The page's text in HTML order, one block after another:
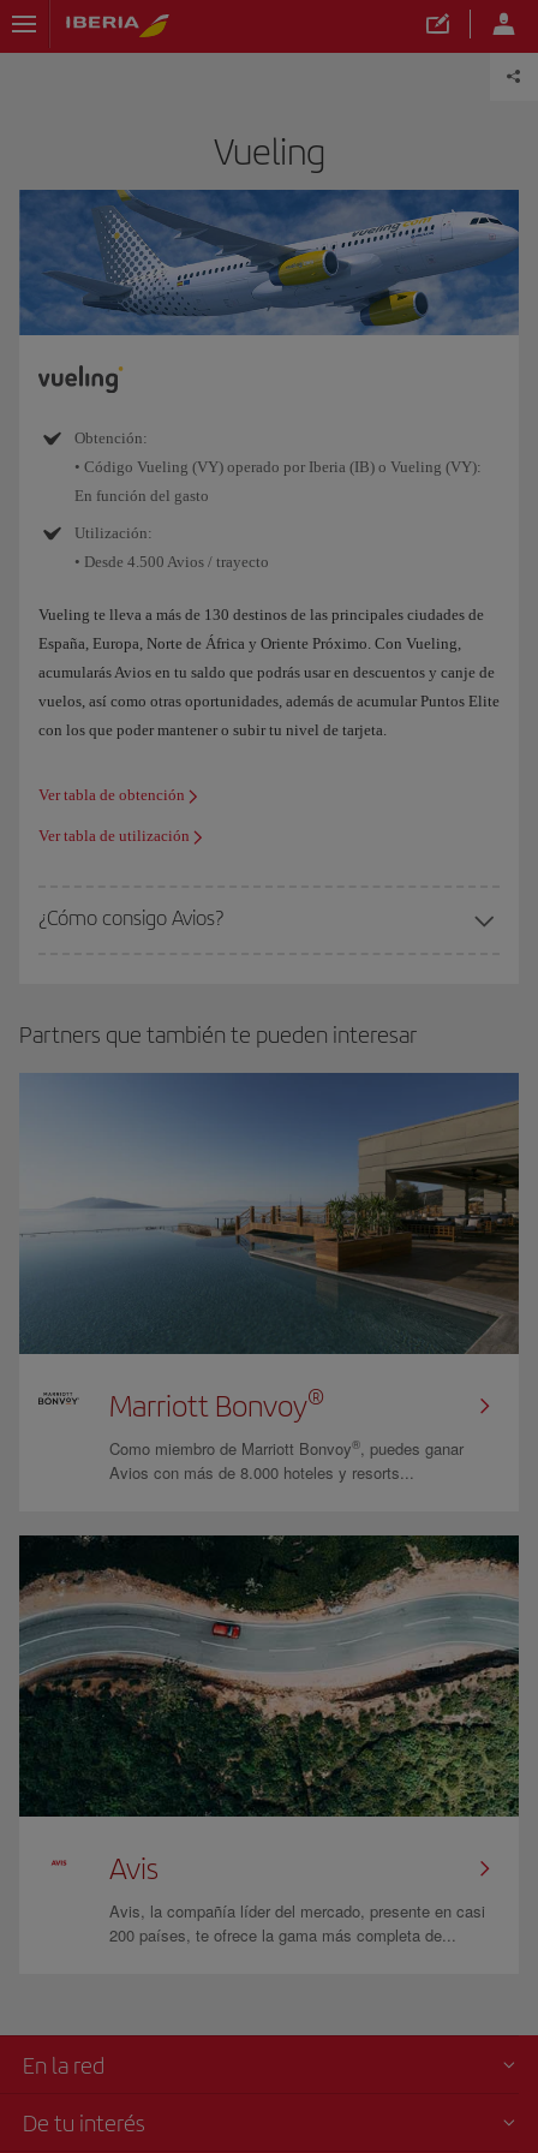
Vueling
Obtención:
• Código Vueling (VY) operado por Iberia (IB) o Vueling (VY):
En función del gasto
Utilización:
• Desde 4.500 Avios / trayecto
Vueling te lleva a más de 130 destinos de las principales ciudades de
España, Europa, Norte de África y Oriente Próximo. Con Vueling,
acumularás Avios en tu saldo que podrás usar en descuentos y canje de
vuelos, así como otras oportunidades, además de acumular Puntos Elite
con los que poder mantener o subir tu nivel de tarjeta.
Ver tabla de obtención
Ver tabla de utilización
¿Cómo consigo Avios?
Partners que también te pueden interesar
Marriott Bonvoy®
Como miembro de Marriott Bonvoy®
, puedes ganar
Avios con más de 8.000 hoteles y resorts...
Avis
Avis, la compañía líder del mercado, presente en casi
200 países, te ofrece la gama más completa de...
En la red
De tu interés